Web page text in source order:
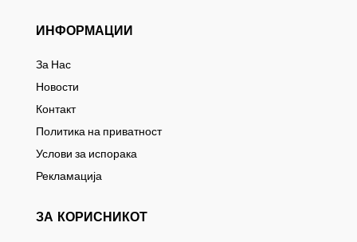
ИНФОРМАЦИИ
За Нас
Новости
Контакт
Политика на приватност
Услови за испорака
Рекламација
ЗА КОРИСНИКОТ